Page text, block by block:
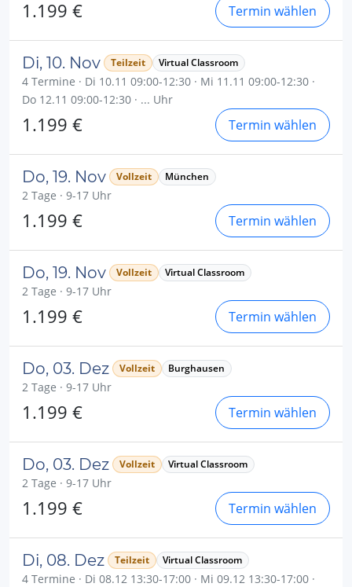
1.199 € Termin wählen
Di, 10. Nov Teilzeit Virtual Classroom
4 Termine · Di 10.11 09:00-12:30 · Mi 11.11 09:00-12:30 ·
Do 12.11 09:00-12:30 · ... Uhr
1.199 € Termin wählen
Do, 19. Nov Vollzeit München
2 Tage · 9-17 Uhr
1.199 € Termin wählen
Do, 19. Nov Vollzeit Virtual Classroom
2 Tage · 9-17 Uhr
1.199 € Termin wählen
Do, 03. Dez Vollzeit Burghausen
2 Tage · 9-17 Uhr
1.199 € Termin wählen
Do, 03. Dez Vollzeit Virtual Classroom
2 Tage · 9-17 Uhr
1.199 € Termin wählen
Di, 08. Dez Teilzeit Virtual Classroom
4 Termine · Di 08.12 13:30-17:00 · Mi 09.12 13:30-17:00 ·